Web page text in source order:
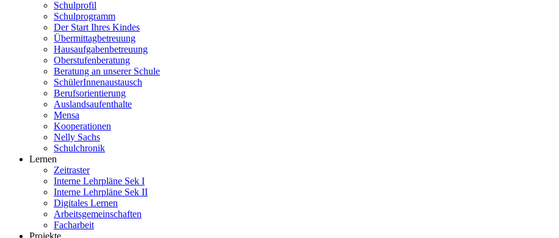
Schulprofil
Schulprogramm
Der Start Ihres Kindes
Übermittagbetreuung
Hausaufgabenbetreuung
Oberstufenberatung
Beratung an unserer Schule
SchülerInnenaustausch
Berufsorientierung
Auslandsaufenthalte
Mensa
Kooperationen
Nelly Sachs
Schulchronik
Lernen
Zeitraster
Interne Lehrpläne Sek I
Interne Lehrpläne Sek II
Digitales Lernen
Arbeitsgemeinschaften
Facharbeit
Projekte